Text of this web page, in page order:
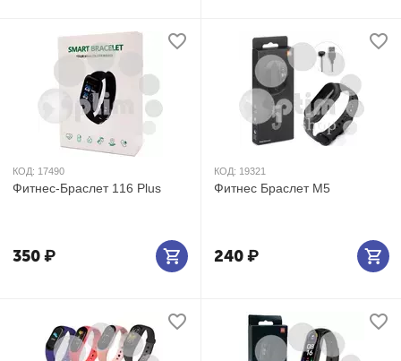
КОД: 17490
Фитнес-Браслет 116 Plus
350₽
КОД: 19321
Фитнес Браслет М5
240₽